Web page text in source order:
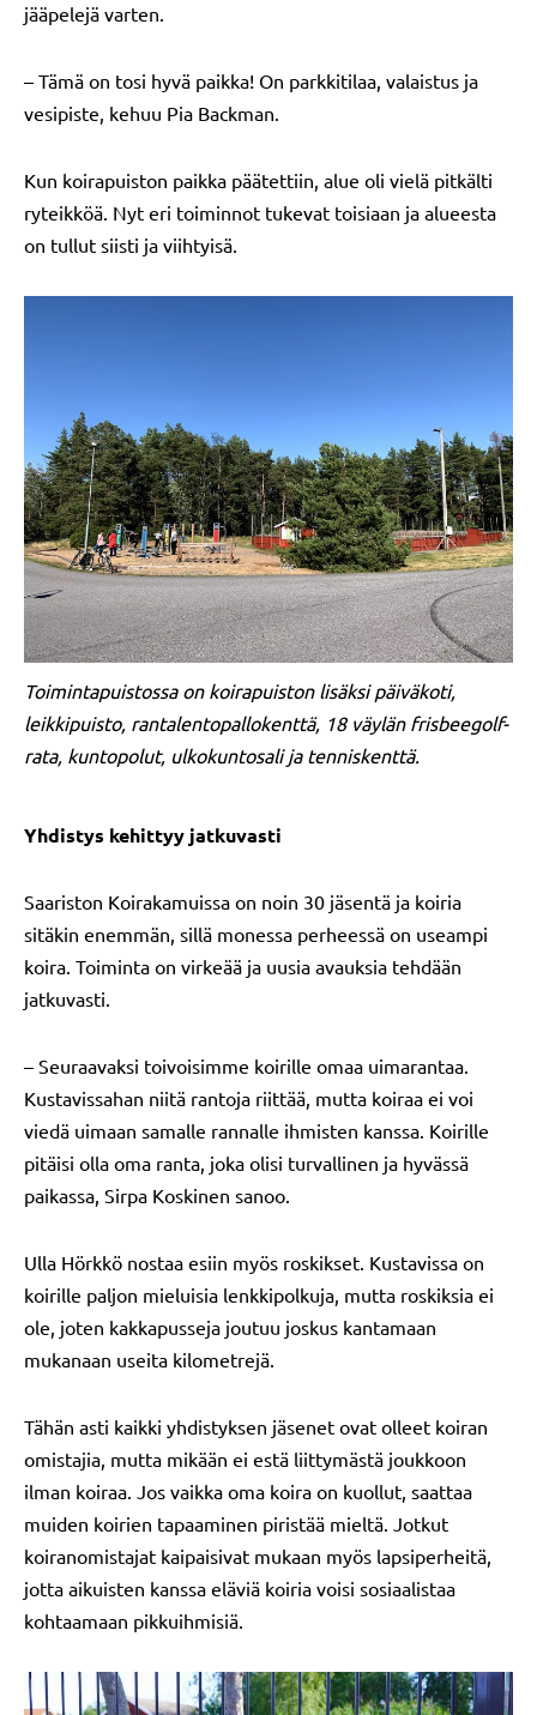
jääpelejä varten.
– Tämä on tosi hyvä paikka! On parkkitilaa, valaistus ja
vesipiste, kehuu Pia Backman.
Kun koirapuiston paikka päätettiin, alue oli vielä pitkälti
ryteikköä. Nyt eri toiminnot tukevat toisiaan ja alueesta
on tullut siisti ja viihtyisä.
Toimintapuistossa on koirapuiston lisäksi päiväkoti,
leikkipuisto, rantalentopallokenttä, 18 väylän frisbeegolf-
rata, kuntopolut, ulkokuntosali ja tenniskenttä.
Yhdistys kehittyy jatkuvasti
Saariston Koirakamuissa on noin 30 jäsentä ja koiria
sitäkin enemmän, sillä monessa perheessä on useampi
koira. Toiminta on virkeää ja uusia avauksia tehdään
jatkuvasti.
– Seuraavaksi toivoisimme koirille omaa uimarantaa.
Kustavissahan niitä rantoja riittää, mutta koiraa ei voi
viedä uimaan samalle rannalle ihmisten kanssa. Koirille
pitäisi olla oma ranta, joka olisi turvallinen ja hyvässä
paikassa, Sirpa Koskinen sanoo.
Ulla Hörkkö nostaa esiin myös roskikset. Kustavissa on
koirille paljon mieluisia lenkkipolkuja, mutta roskiksia ei
ole, joten kakkapusseja joutuu joskus kantamaan
mukanaan useita kilometrejä.
Tähän asti kaikki yhdistyksen jäsenet ovat olleet koiran
omistajia, mutta mikään ei estä liittymästä joukkoon
ilman koiraa. Jos vaikka oma koira on kuollut, saattaa
muiden koirien tapaaminen piristää mieltä. Jotkut
koiranomistajat kaipaisivat mukaan myös lapsiperheitä,
jotta aikuisten kanssa eläviä koiria voisi sosiaalistaa
kohtaamaan pikkuihmisiä.